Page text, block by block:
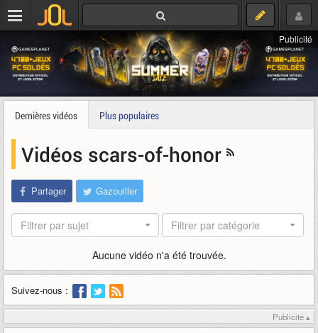
Publicité
Dernières vidéos Plus populaires
Vidéos scars-of-honor
Partager Gazouiller
Filtrer par sujet Filtrer par catégorie
Aucune vidéo n'a été trouvée.
Suivez-nous :
Publicité ▴